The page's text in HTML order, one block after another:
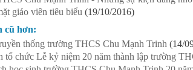
giáo viên tiêu biểu (19/10/2016)
cũ hơn:
thống trường THCS Chu Mạnh Trinh (14/
tổ chức Lễ kỷ niệm 20 năm thành lập trường